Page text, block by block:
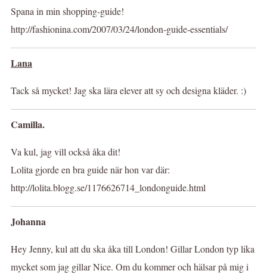
Spana in min shopping-guide!
http://fashionina.com/2007/03/24/london-guide-essentials/
Lana
Tack så mycket! Jag ska lära elever att sy och designa kläder. :)
Camilla.
Va kul, jag vill också åka dit!
Lolita gjorde en bra guide när hon var där:
http://lolita.blogg.se/1176626714_londonguide.html
Johanna
Hey Jenny, kul att du ska åka till London! Gillar London typ lika
mycket som jag gillar Nice. Om du kommer och hälsar på mig i